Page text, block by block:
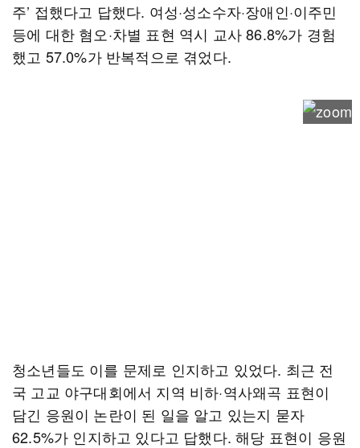
주’ 접했다고 답했다. 여성·성소수자·장애인·이주민
등에 대한 혐오·차별 표현 역시 교사 86.8%가 경험
했고 57.0%가 반복적으로 겪었다.
청소년들도 이를 문제로 인지하고 있었다. 최근 전
국 고교 야구대회에서 지역 비하·역사왜곡 표현이
담긴 응원이 논란이 된 일을 알고 있는지 묻자
62.5%가 인지하고 있다고 답했다. 해당 표현이 응원